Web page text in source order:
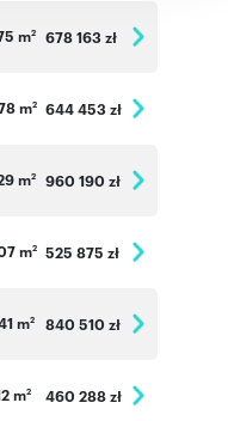
m2 678 163 zł
m2 644 453 zł
m2 960 190 zł
m2 525 875 zł
m2 840 510 zł
m2 460 288 zł